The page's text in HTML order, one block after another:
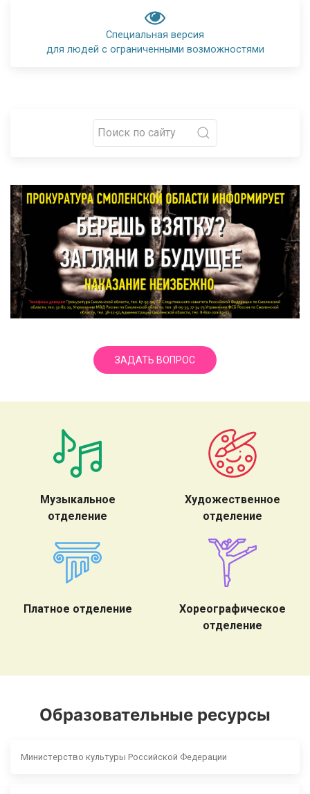
Специальная версия
для людей с ограниченными возможностями
ЗАДАТЬ ВОПРОС
Музыкальное
отделение
Художественное
отделение
Платное отделение
Хореографическое
отделение
Образовательные ресурсы
Министерство культуры Российской Федерации